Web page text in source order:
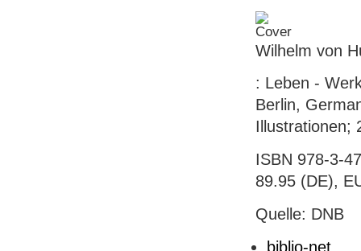
Wilhelm von
: Leben -
Berlin,
Illustrationen;
ISBN 978-3-
89.95 (DE),
Quelle: DNB
biblio-net